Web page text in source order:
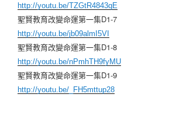
http://youtu.be/TZGtR4843qE
聖賢教育改變命運第一集D1-7
http://youtu.be/jb09almI5VI
聖賢教育改變命運第一集D1-8
http://youtu.be/nPmhTH9fyMU
聖賢教育改變命運第一集D1-9
http://youtu.be/_FH5mttup28